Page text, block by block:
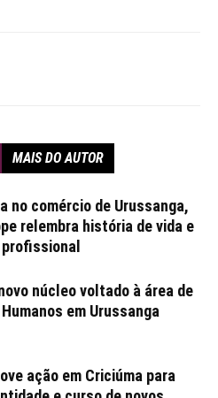
MAIS DO AUTOR
no comércio de Urussanga,
relembra história de vida e
núcleo voltado à área de
em Urussanga
ação em Criciúma para